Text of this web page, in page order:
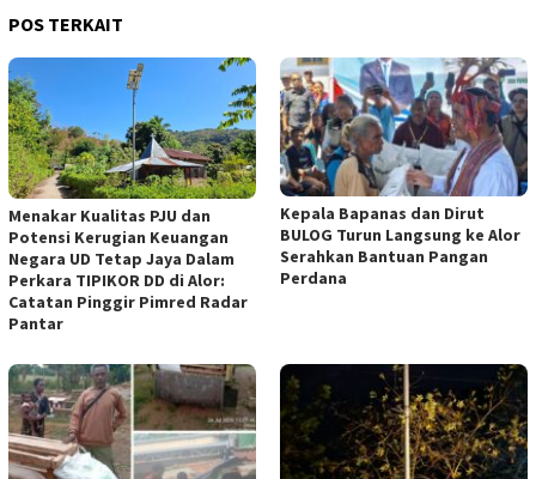
POS TERKAIT
Menakar Kualitas PJU dan
Potensi Kerugian Keuangan
Negara UD Tetap Jaya Dalam
Perkara TIPIKOR DD di Alor:
Catatan Pinggir Pimred Radar
Pantar
Kepala Bapanas dan Dirut
BULOG Turun Langsung ke Alor
Serahkan Bantuan Pangan
Perdana